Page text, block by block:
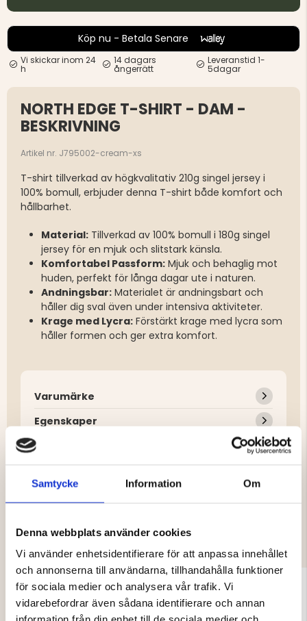
Samtycke Information Om
Denna webbplats använder cookies
Vi använder enhetsidentifierare för att anpassa innehållet
och annonserna till användarna, tillhandahålla funktioner
för sociala medier och analysera vår trafik. Vi
vidarebefordrar även sådana identifierare och annan
Köp nu - Betala Senare
Vi skickar inom 24
h
14 dagars
ångerrätt
Leveranstid 1-
5dagar
NORTH EDGE T-SHIRT - DAM -
BESKRIVNING
Artikel nr. J795002-cream-xs
T-shirt tillverkad av högkvalitativ 210g singel jersey i
100% bomull, erbjuder denna T-shirt både komfort och
hållbarhet.
Material: Tillverkad av 100% bomull i 180g singel
jersey för en mjuk och slitstark känsla.
Komfortabel Passform: Mjuk och behaglig mot
huden, perfekt för långa dagar ute i naturen.
Andningsbar: Materialet är andningsbart och
håller dig sval även under intensiva aktiviteter.
Krage med Lycra: Förstärkt krage med lycra som
håller formen och ger extra komfort.
Varumärke
Egenskaper
AV